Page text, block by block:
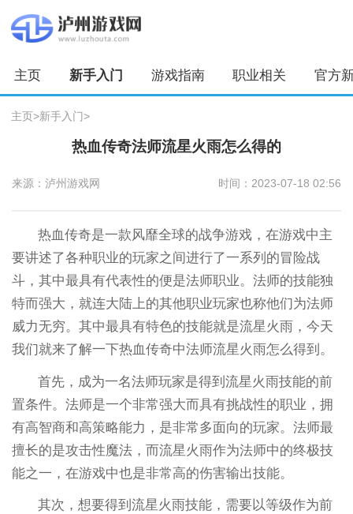
主页 新手入门 游戏指南 职业相关 官方
主页>新手入门>
热血传奇法师流星火雨怎么得的
来源：泸州游戏网 时间：2023-07-18 02:56
热血传奇是一款风靡全球的战争游戏，在游戏中主
要讲述了各种职业的玩家之间进行了一系列的冒险战
斗，其中最具有代表性的便是法师职业。法师的技能独
特而强大，就连大陆上的其他职业玩家也称他们为法师
威力无穷。其中最具有特色的技能就是流星火雨，今天
我们就来了解一下热血传奇中法师流星火雨怎么得到。
首先，成为一名法师玩家是得到流星火雨技能的前
置条件。法师是一个非常强大而具有挑战性的职业，拥
有高智商和高策略能力，是非常多面向的玩家。法师最
擅长的是攻击性魔法，而流星火雨作为法师中的终极技
能之一，在游戏中也是非常高的伤害输出技能。
其次，想要得到流星火雨技能，需要以等级作为前